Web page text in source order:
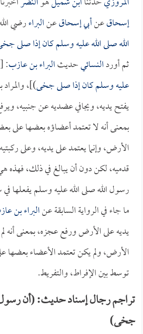
إسحاقعنأبي إسحاقعنالبراءرضي
الله صلى الله عليه وسلم كان إذا صلى
ثم أوردالنسائيحديثالبراء بن عازب
عليه وسلم كان إذا صلى جخى)]،
يفتح يديه، ويجافي عضديه عن جنبيه،
بمعنى أنه لا تعتمد أعضاؤه بعضها على
الأرض، وإنما يعتمد على يديه، وعلى
قدميه، لكن دون أن يبالغ في ذلك، فهذه
رسول الله صلى الله عليه وسلم يفعلها
ما جاء في الرواية السابقة عنالبراء بن
يديه على الأرض ورفع عجزه، بمعنى أنه
الأرض، ولم يكن تعتمد الأعضاء بعضها
توسط بين الإفراط، والتفريط.
تراجم رجال إسناد حديث: (أن رسول
جخى)